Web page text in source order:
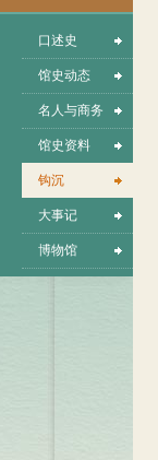
口述史
馆史动态
名人与商务
馆史资料
钩沉
大事记
博物馆